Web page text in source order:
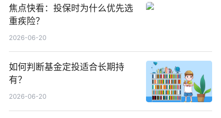
焦点快看：投保时为什么优先选
重疾险？
2026-06-20
如何判断基金定投适合长期持
有？
2026-06-20